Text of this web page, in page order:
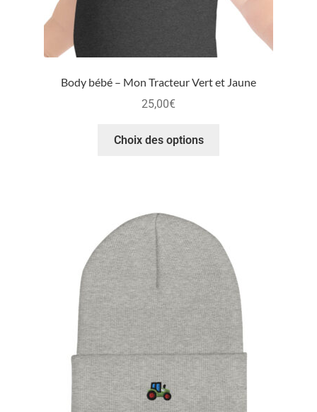
Body bébé – Mon Tracteur Vert et Jaune
25,00€
Choix des options